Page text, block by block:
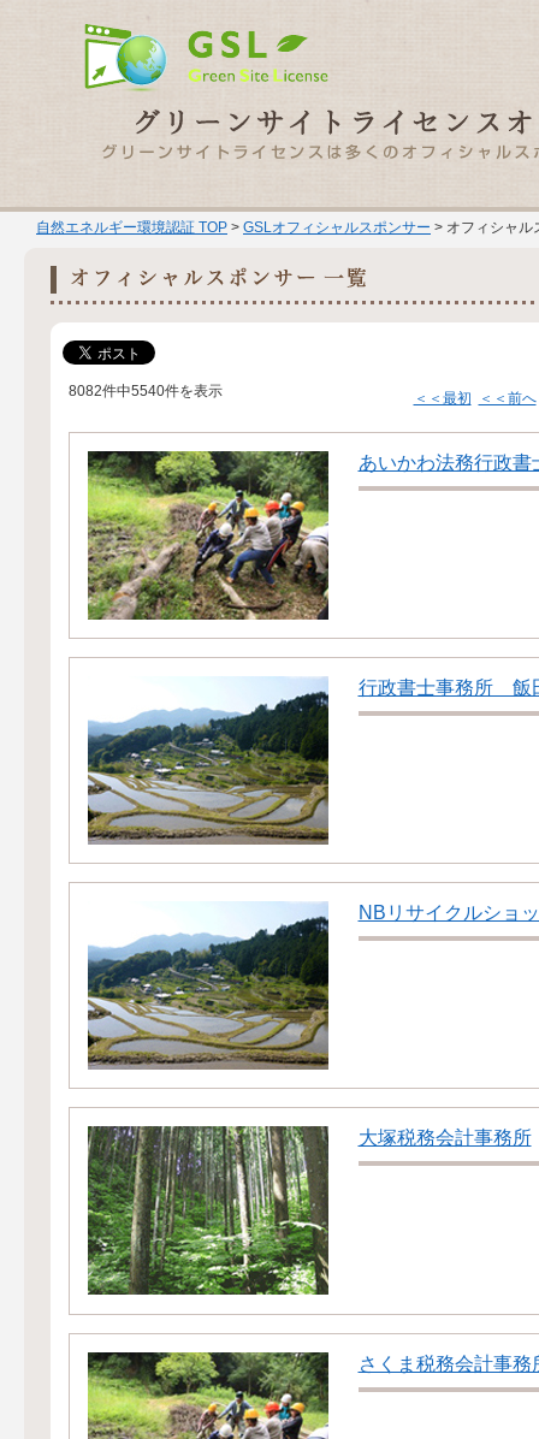
自然エネルギー環境認証 TOP > GSLオフィシャルスポンサー > オフィシャル
8082件中5540件を表示 ＜＜最初 ＜＜前へ
あいかわ法務行政書
行政書士事務所 飯
NBリサイクルショ
大塚税務会計事務所
さくま税務会計事務